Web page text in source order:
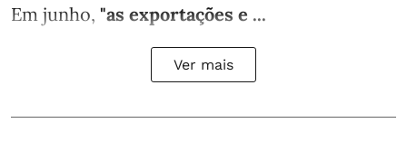
Em junho, "as exportações e ...
Ver mais